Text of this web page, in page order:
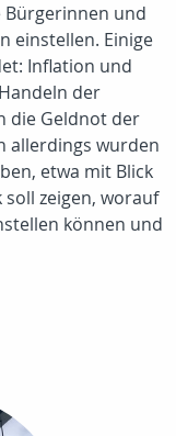
Bürgerinnen und
einstellen. Einige
Inflation und
der
die Geldnot der
allerdings wurden
etwa mit Blick
zeigen, worauf
können und